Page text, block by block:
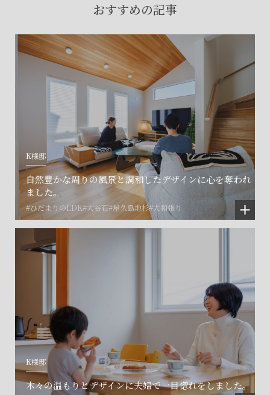
おすすめの記事
K様邸
自然豊かな周りの風景と調和したデザインに心を奪われ
ました。
#ひだまりのLDK#大谷石#屋久島地杉#大和張り
K様邸
木々の温もりとデザインに夫婦で一目惚れをしました。
土地の活用・賃貸経営に関する
ご相談はこちら
©SET inc.